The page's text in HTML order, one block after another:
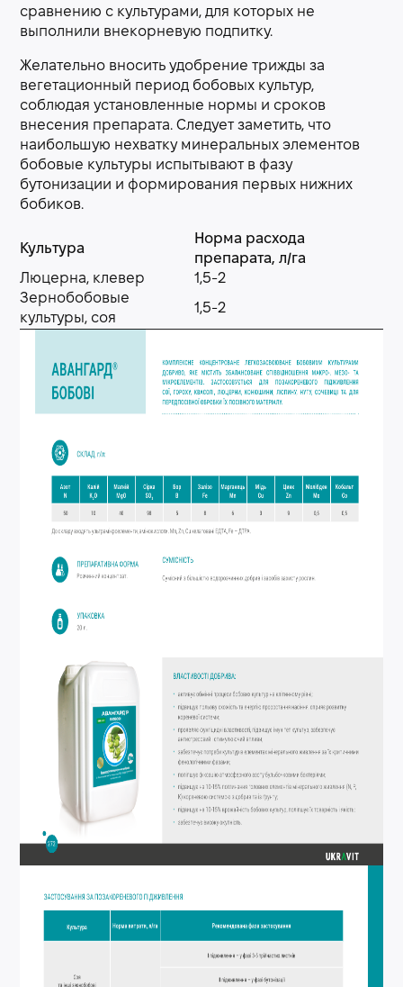
сравнению с культурами, для которых не
выполнили внекорневую подпитку.
Желательно вносить удобрение трижды за
вегетационный период бобовых культур,
соблюдая установленные нормы и сроков
внесения препарата. Следует заметить, что
наибольшую нехватку минеральных элементов
бобовые культуры испытывают в фазу
бутонизации и формирования первых нижних
бобиков.
Культура
Норма расхода
препарата, л/га
Люцерна, клевер
1,5-2
Зернобобовые
культуры, соя
1,5-2